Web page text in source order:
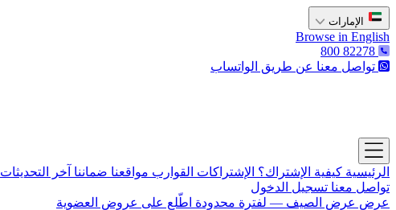
الإمارات
Browse in English
800 82278
تواصل معنا عن طريق الواتساب
Open main menu
الرئيسية كيفية الإشتراك؟ الإشتراكات القوارب مواقعنا ضماننا آخر التحديثات
تواصل معنا تسجيل الدخول
عرض عرض الصيف — لفترة محدودة اطّلع على عروض العضوية